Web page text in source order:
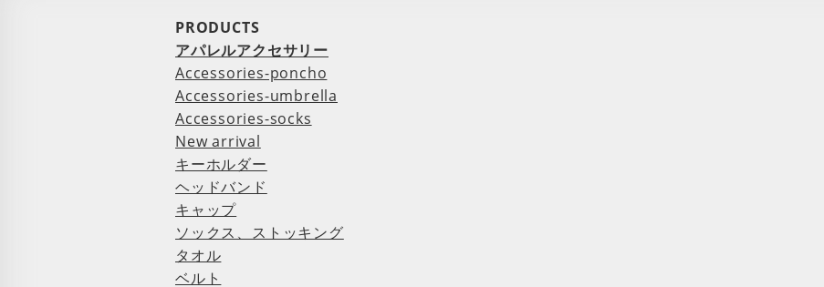
PRODUCTS
アパレルアクセサリー
Accessories-poncho
Accessories-umbrella
Accessories-socks
New arrival
キーホルダー
ヘッドバンド
キャップ
ソックス、ストッキング
タオル
ベルト